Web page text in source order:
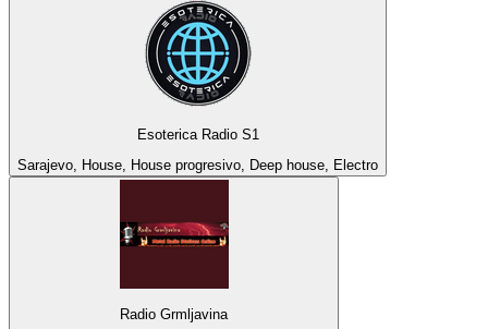
Esoterica Radio S1
Sarajevo, House, House progresivo, Deep house, Electro
Radio Grmljavina